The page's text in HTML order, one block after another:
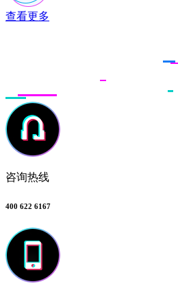
查看更多
咨询热线
400 622 6167